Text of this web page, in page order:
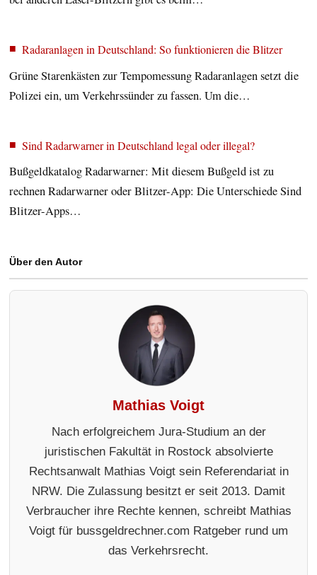
Radaranlagen in Deutschland: So funktionieren die Blitzer
Grüne Starenkästen zur Tempomessung Radaranlagen setzt die
Polizei ein, um Verkehrssünder zu fassen. Um die…
Sind Radarwarner in Deutschland legal oder illegal?
Bußgeldkatalog Radarwarner: Mit diesem Bußgeld ist zu
rechnen Radarwarner oder Blitzer-App: Die Unterschiede Sind
Blitzer-Apps…
Über den Autor
Mathias Voigt
Nach erfolgreichem Jura-Studium an der
juristischen Fakultät in Rostock absolvierte
Rechtsanwalt Mathias Voigt sein Referendariat in
NRW. Die Zulassung besitzt er seit 2013. Damit
Verbraucher ihre Rechte kennen, schreibt Mathias
Voigt für bussgeldrechner.com Ratgeber rund um
das Verkehrsrecht.